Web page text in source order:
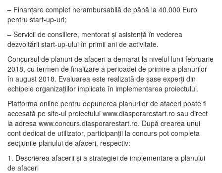
– Finanțare complet nerambursabilă de până la 40.000 Euro
pentru start-up-uri;
– Servicii de consiliere, mentorat și asistență în vederea
dezvoltării start-up-ului în primii ani de activitate.
Concursul de planuri de afaceri a demarat la nivelul lunii februarie
2018, cu termen de finalizare a perioadei de primire a planurilor
în august 2018. Evaluarea este realizată de șase experți din
echipele organizațiilor implicate în implementarea proiectului.
Platforma online pentru depunerea planurilor de afaceri poate fi
accesată pe site-ul proiectului www.diasporarestart.ro sau direct
la adresa www.concurs.diasporarestart.ro. După crearea unui
cont dedicat de utilizator, participanții la concurs pot completa
secțiunile planului de afaceri, respectiv:
1. Descrierea afacerii și a strategiei de implementare a planului
de afaceri